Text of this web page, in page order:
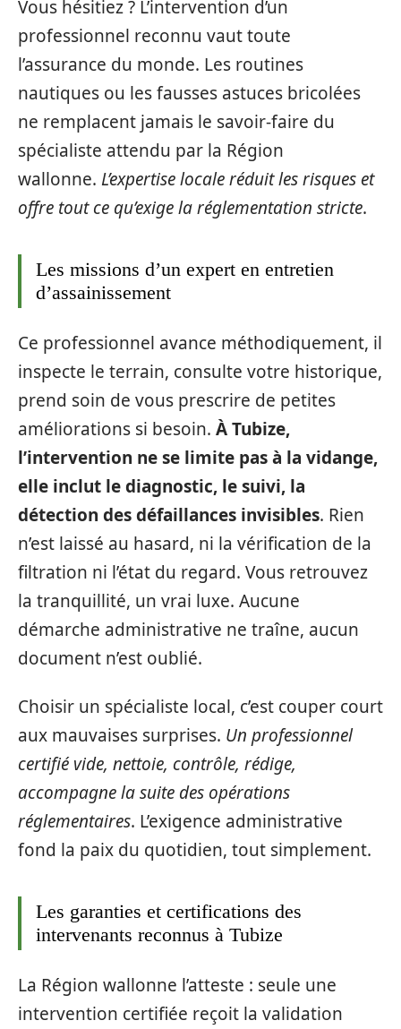
Vous hésitiez ? L’intervention d’un
professionnel reconnu vaut toute
l’assurance du monde. Les routines
nautiques ou les fausses astuces bricolées
ne remplacent jamais le savoir-faire du
spécialiste attendu par la Région
wallonne. L’expertise locale réduit les risques et
offre tout ce qu’exige la réglementation stricte.
Les missions d’un expert en entretien
d’assainissement
Ce professionnel avance méthodiquement, il
inspecte le terrain, consulte votre historique,
prend soin de vous prescrire de petites
améliorations si besoin. À Tubize,
l’intervention ne se limite pas à la vidange,
elle inclut le diagnostic, le suivi, la
détection des défaillances invisibles. Rien
n’est laissé au hasard, ni la vérification de la
filtration ni l’état du regard. Vous retrouvez
la tranquillité, un vrai luxe. Aucune
démarche administrative ne traîne, aucun
document n’est oublié.
Choisir un spécialiste local, c’est couper court
aux mauvaises surprises. Un professionnel
certifié vide, nettoie, contrôle, rédige,
accompagne la suite des opérations
réglementaires. L’exigence administrative
fond la paix du quotidien, tout simplement.
Les garanties et certifications des
intervenants reconnus à Tubize
La Région wallonne l’atteste : seule une
intervention certifiée reçoit la validation